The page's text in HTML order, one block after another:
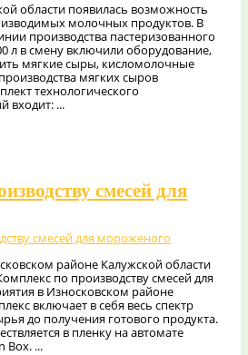
области появилась возможность
молочных продуктов. В
производства пастеризованного
л в смену включили оборудование,
мягкие сыры, кисломолочные
мягких сыров
технологического
входит: ...
смесей для
районе Калужской области
по производству смесей для
в Износковском районе
включает в себя весь спектр
до получения готового продукта.
в пленку на автомате
Box. ...